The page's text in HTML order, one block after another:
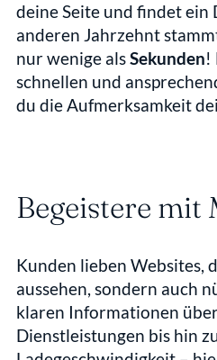
deine Seite und findet ein
anderen Jahrzehnt
nur wenige als Sekunden!
schnellen und
du die Aufmerksamkeit
Begeistere mit
Kunden lieben Websites,
aussehen, sondern auch
klaren Informationen
Dienstleistungen bis hin